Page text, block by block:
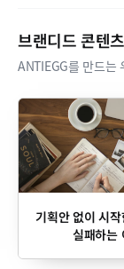
브랜디드 콘텐츠
ANTIEGG를 만드는
기획안 없이 시
실패하는